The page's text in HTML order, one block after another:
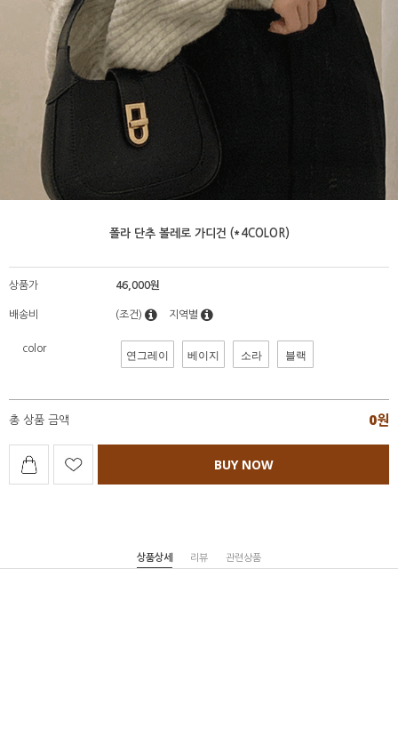
폴라 단추 볼레로 가디건 (*4COLOR)
상품가 46,000원
배송비 (조건) 지역별
color 연그레이 베이지 소라 블랙
총 상품 금액 0원
BUY NOW
상품상세 리뷰 관련상품